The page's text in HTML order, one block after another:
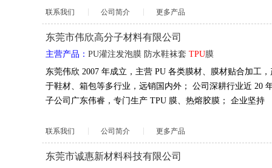
联系我们 公司简介 更多产品
东莞市伟欣高分子材料有限公司
主营产品： PU灌注发泡膜 防水鞋袜套 TPU膜
东莞伟欣 2007 年成立，主营 PU 各类膜材、膜材贴合加工
于鞋材、箱包等多行业，远销国内外； 公司深耕行业近 20
子公司广东伟睿，专门生产 TPU 膜、热熔胶膜； 企业坚持
联系我们 公司简介 更多产品
东莞市诚惠新材料科技有限公司